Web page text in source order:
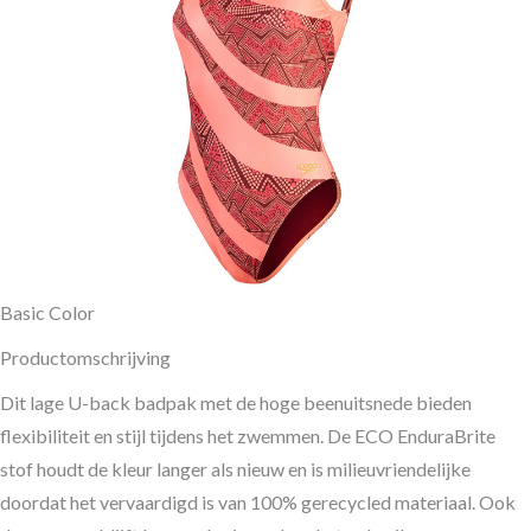
Basic Color
Productomschrijving
Dit lage U-back badpak met de hoge beenuitsnede bieden
flexibiliteit en stijl tijdens het zwemmen. De ECO EnduraBrite
stof houdt de kleur langer als nieuw en is milieuvriendelijke
doordat het vervaardigd is van 100% gerecycled materiaal. Ook